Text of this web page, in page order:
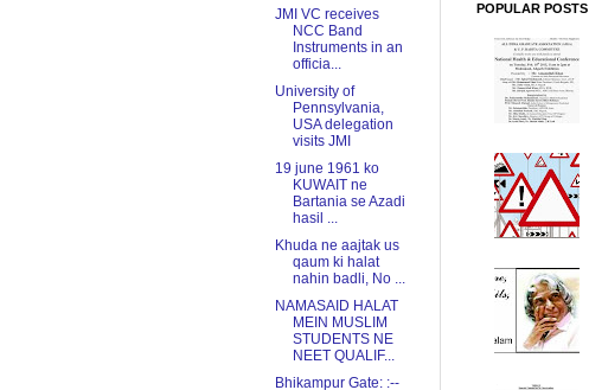
POPULAR POSTS
JMI VC receives
NCC Band
Instruments in an
officia...
University of
Pennsylvania,
USA delegation
visits JMI
19 june 1961 ko
KUWAIT ne
Bartania se Azadi
hasil ...
Khuda ne aajtak us
qaum ki halat
nahin badli, No ...
NAMASAID HALAT
MEIN MUSLIM
STUDENTS NE
NEET QUALIF...
Bhikampur Gate: :--